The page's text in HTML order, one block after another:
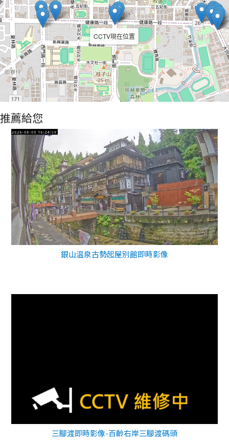
CCTV現在位置
推薦給您
銀山温泉古勢起屋別館即時影像
三腳渡即時影像-百齡右岸三腳渡碼頭